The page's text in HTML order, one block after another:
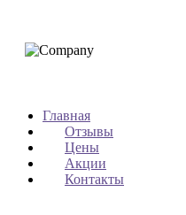
Главная
Отзывы
Цены
Акции
Контакты